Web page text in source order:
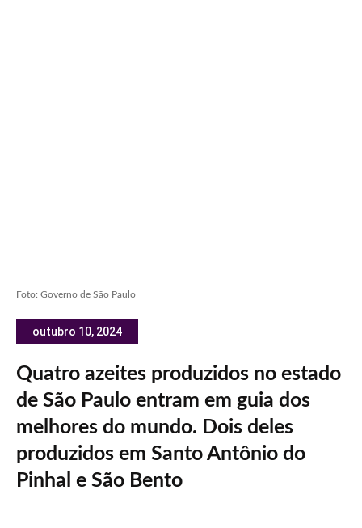
Foto: Governo de São Paulo
outubro 10, 2024
Quatro azeites produzidos no estado
de São Paulo entram em guia dos
melhores do mundo. Dois deles
produzidos em Santo Antônio do
Pinhal e São Bento